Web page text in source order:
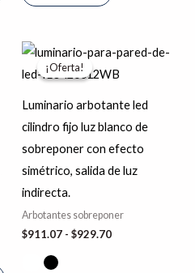
Este
producto
pueden
¡Oferta!
¡Oferta!
Luminario arbotante led
cilindro fijo luz blanco de
sobreponer con efecto
simétrico, salida de luz
indirecta.
Arbotantes sobreponer
$911.07 - $929.70
de
precios:
$911.07
$929.70